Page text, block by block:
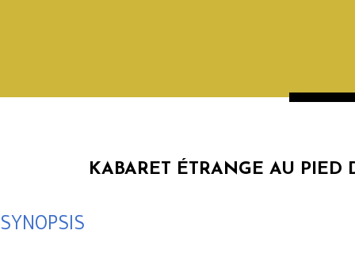
KABARET ÉTRANGE AU PIED
SYNOPSIS